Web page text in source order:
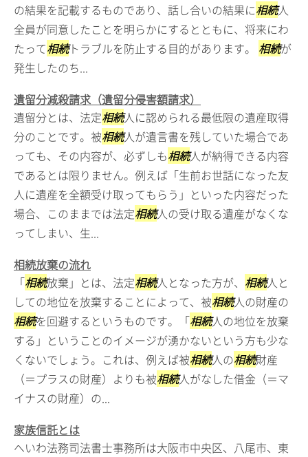
の結果を記載するものであり、話し合いの結果に相続人
全員が同意したことを明らかにするとともに、将来にわ
たって相続トラブルを防止する目的があります。 相続が
発生したのち...
遺留分減殺請求（遺留分侵害額請求）
遺留分とは、法定相続人に認められる最低限の遺産取得
分のことです。被相続人が遺言書を残していた場合であ
っても、その内容が、必ずしも相続人が納得できる内容
であるとは限りません。例えば「生前お世話になった友
人に遺産を全額受け取ってもらう」といった内容だった
場合、このままでは法定相続人の受け取る遺産がなくな
ってしまい、生...
相続放棄の流れ
「相続放棄」とは、法定相続人となった方が、 相続人と
しての地位を放棄することによって、被相続人の財産の
相続を回避するというものです。「相続人の地位を放棄
する」ということのイメージが湧かないという方も少な
くないでしょう。これは、例えば被相続人の相続財産
（＝プラスの財産）よりも被相続人がなした借金（＝マ
イナスの財産）の...
家族信託とは
へいわ法務司法書士事務所は大阪市中央区、八尾市、東